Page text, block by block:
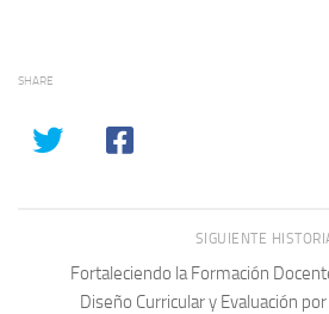
SHARE
SIGUIENTE
Fortaleciendo la Formación
Diseño Curricular y Evaluación